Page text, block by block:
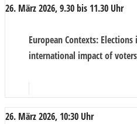
26. März 2026, 9.30 bis 11.30 Uhr
European Contexts: Elections
international impact of
26. März 2026, 10:30 Uhr